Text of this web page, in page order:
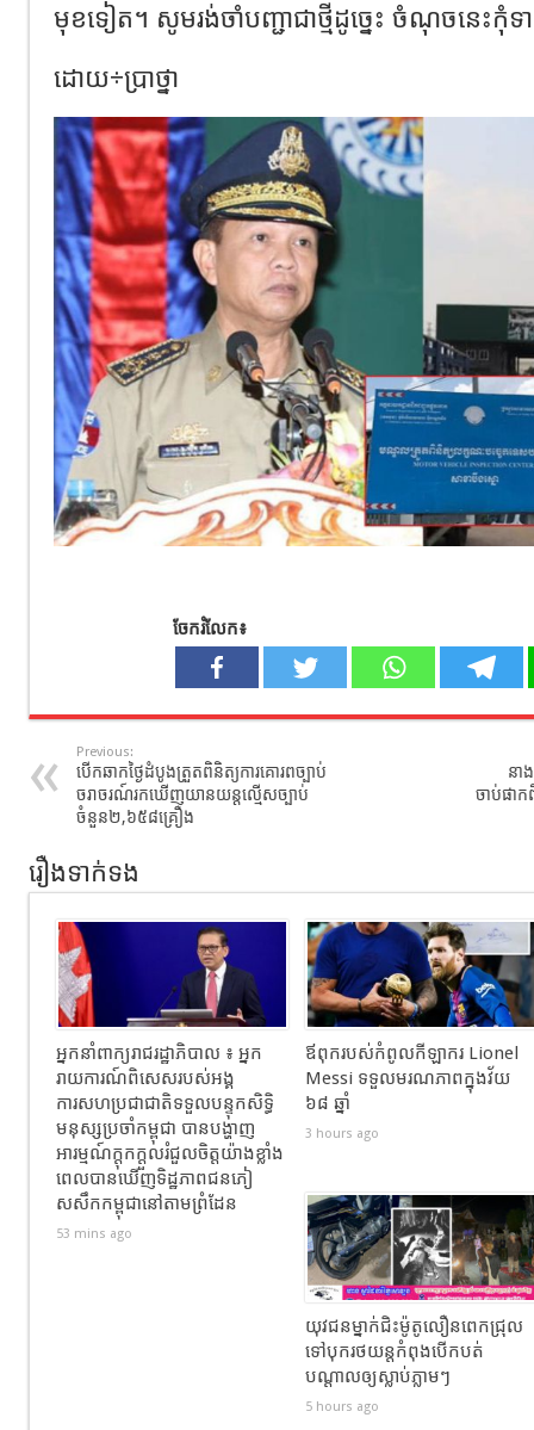
មុខទៀត។ សូមរង់ចាំបញ្ជាជាថ្មីដូច្នេះ ចំណុចនេះ
ដោយ÷ប្រាថ្នា
ចែករំលែក៖
Previous:
បើកឆាកថ្ងៃដំបូងត្រួតពិនិត្យការគោរពច្បាប់
ចរាចរណ៍រកឃើញយានយន្តល្មើសច្បាប់
ចំនួន២,៦៥៨គ្រឿង
នា
ចាប់ផា
រឿងទាក់ទង
អ្នកនាំពាក្យរាជរដ្ឋាភិបាល ៖ អ្នក
រាយការណ៍ពិសេសរបស់អង្គ
ការសហប្រជាជាតិទទួលបន្ទុកសិទ្ធិ
មនុស្សប្រចាំកម្ពុជា បានបង្ហាញ
អារម្មណ៍ក្តុកក្តួលរំជួលចិត្តយ៉ាងខ្លាំង
ពេលបានឃើញទិដ្ឋភាពជនភៀ
សសឹកកម្ពុជានៅតាមព្រំដែន
53 mins ago
ឪពុករបស់កំពូលកីឡាករ Lionel
Messi ទទួលមរណភាពក្នុងវ័យ
៦៨ ឆ្នាំ
3 hours ago
យុវជនម្នាក់ជិះម៉ូតូលឿនពេកជ្រុល
ទៅបុករថយន្តកំពុងបើកបត់
បណ្តាលឲ្យស្លាប់ភ្លាមៗ
5 hours ago